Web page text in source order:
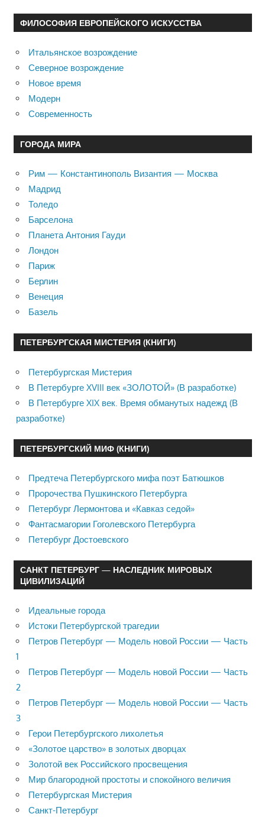
ФИЛОСОФИЯ ЕВРОПЕЙСКОГО ИСКУССТВА
Итальянское возрождение
Северное возрождение
Новое время
Модерн
Современность
ГОРОДА МИРА
Рим — Константинополь Византия — Москва
Мадрид
Толедо
Барселона
Планета Антония Гауди
Лондон
Париж
Берлин
Венеция
Базель
ПЕТЕРБУРГСКАЯ МИСТЕРИЯ (КНИГИ)
Петербургская Мистерия
В Петербурге XVIII век «ЗОЛОТОЙ» (В разработке)
В Петербурге XIX век. Время обманутых надежд (В
разработке)
ПЕТЕРБУРГСКИЙ МИФ (КНИГИ)
Предтеча Петербургского мифа поэт Батюшков
Пророчества Пушкинского Петербурга
Петербург Лермонтова и «Кавказ седой»
Фантасмагории Гоголевского Петербурга
Петербург Достоевского
САНКТ ПЕТЕРБУРГ — НАСЛЕДНИК МИРОВЫХ
ЦИВИЛИЗАЦИЙ
Идеальные города
Истоки Петербургской трагедии
Петров Петербург — Модель новой России — Часть
1
Петров Петербург — Модель новой России — Часть
2
Петров Петербург — Модель новой России — Часть
3
Герои Петербургского лихолетья
«Золотое царство» в золотых дворцах
Золотой век Российского просвещения
Мир благородной простоты и спокойного величия
Петербургская Мистерия
Санкт-Петербург